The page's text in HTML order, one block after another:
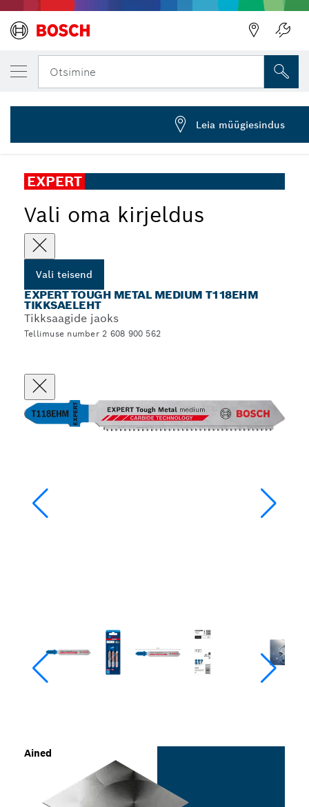
Otsimine
... EXPERT Tough Metal medium T118EHM tikksaeleht
EXPERT
Vali oma kirjeldus
Vali teisend
EXPERT TOUGH METAL MEDIUM T118EHM
TIKKSAELEHT
Tikksaagide jaoks
Tellimuse number 2 608 900 562
Ained
SINU VALITUD TEISEND
EXPERT Tough Metal medium T118EHM
2 608 900 562
Leia müügiesindus